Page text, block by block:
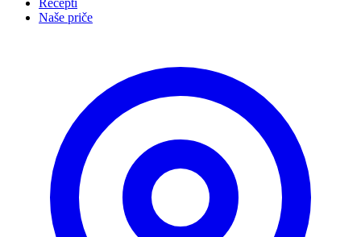
Recepti
Naše priče